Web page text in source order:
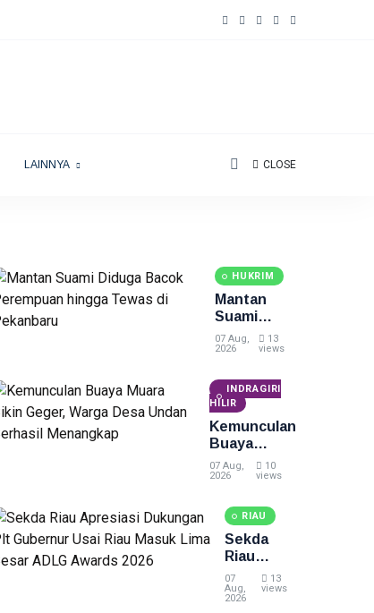
LAINNYA CLOSE
HUKRIM
Mantan
Suami
Diduga
Bacok
hingga
Tewas di
Pekanbaru
07 Aug,
2026
13
views
INDRAGIRI
HILIR
Kemunculan
Buaya
Muara Bikin
Geger,
Undan
Berhasil
Menangkap
07 Aug,
2026
10
views
RIAU
Sekda
Riau
Apresiasi
Dukungan
07
Aug,
2026
13
views